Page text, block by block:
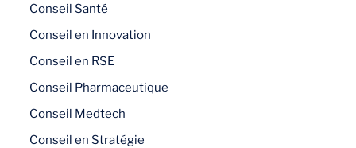
Conseil Santé
Conseil en Innovation
Conseil en RSE
Conseil Pharmaceutique
Conseil Medtech
Conseil en Stratégie